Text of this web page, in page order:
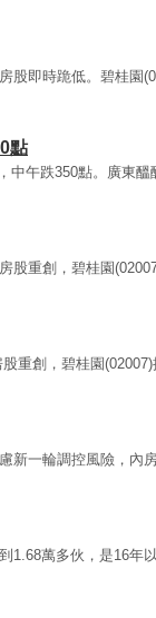
股即時跪低。碧桂園
點
中午跌350點。廣東醞
股重創，碧桂園
重創，碧桂園
新一輪調控風險，內
到1.68萬多伙，是16年